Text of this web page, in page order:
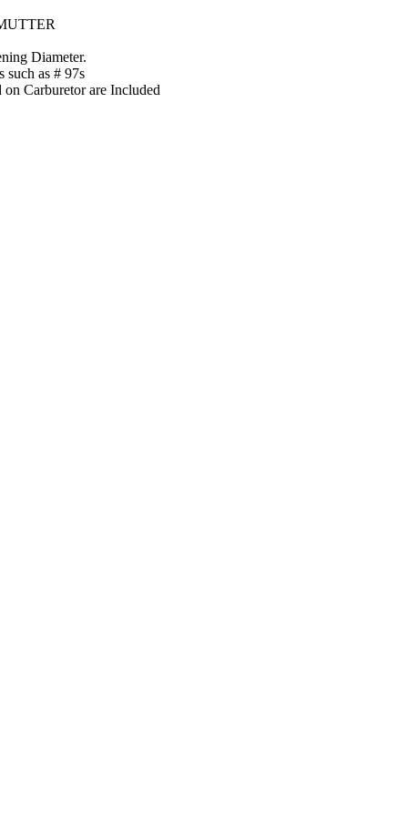
Diameter.
such as # 97s
Carburetor are Included